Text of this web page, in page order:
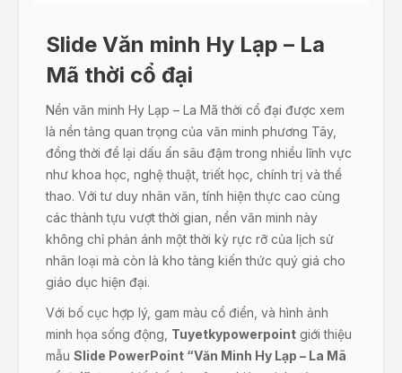
Slide Văn minh Hy Lạp – La
Mã thời cổ đại
Nền văn minh Hy Lạp – La Mã thời cổ đại được xem
là nền tảng quan trọng của văn minh phương Tây,
đồng thời để lại dấu ấn sâu đậm trong nhiều lĩnh vực
như khoa học, nghệ thuật, triết học, chính trị và thể
thao. Với tư duy nhân văn, tính hiện thực cao cùng
các thành tựu vượt thời gian, nền văn minh này
không chỉ phản ánh một thời kỳ rực rỡ của lịch sử
nhân loại mà còn là kho tàng kiến thức quý giá cho
giáo dục hiện đại.
Với bố cục hợp lý, gam màu cổ điển, và hình ảnh
minh họa sống động, Tuyetkypowerpoint giới thiệu
mẫu Slide PowerPoint “Văn Minh Hy Lạp – La Mã